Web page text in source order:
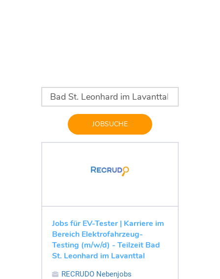
JOBSUCHE
Jobs für EV-Tester | Karriere im
Bereich Elektrofahrzeug-
Testing (m/w/d) - Teilzeit Bad
St. Leonhard im Lavanttal
RECRUDO Nebenjobs